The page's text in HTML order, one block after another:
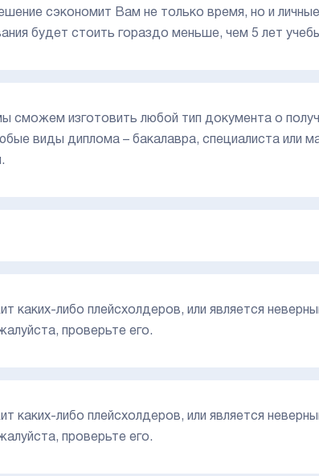
сэкономит Вам не только время, но и
будет стоить гораздо меньше, чем 5 лет
сможем изготовить любой тип документа о
виды диплома – бакалавра, специалиста или
каких-либо плейсхолдеров, или является
проверьте его.
каких-либо плейсхолдеров, или является
проверьте его.